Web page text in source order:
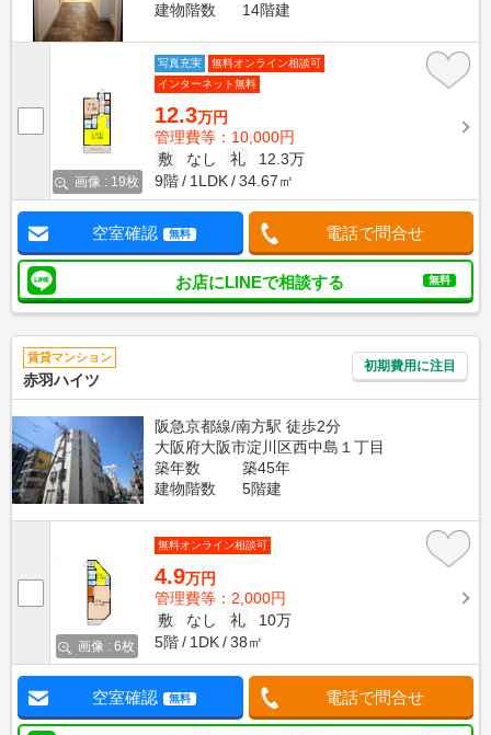
建物階数
14階建
画像 : 19枚
写真充実
無料オンライン相談可
インターネット無料
12.3万円
管理費等：10,000円
敷
なし 礼
12.3万
9階
1LDK 34.67㎡
空室確認 無料 電話で問合せ
お店にLINEで相談する 無料
賃貸マンション
赤羽ハイツ
初期費用に注目
阪急京都線/南方駅 徒歩2分
大阪府大阪市淀川区西中島１丁目
築年数
築45年
建物階数
5階建
画像 : 6枚
無料オンライン相談可
4.9万円
管理費等：2,000円
敷
なし 礼
10万
5階
1DK 38㎡
空室確認 無料 電話で問合せ